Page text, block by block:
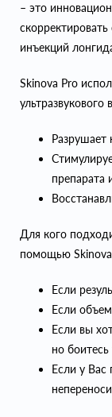
– это
инъекций
Skinova Pro
ультразвукового
Разрушает
препарата
Для кого
помощью
Если
Если
Если вы
но
Если у Вас